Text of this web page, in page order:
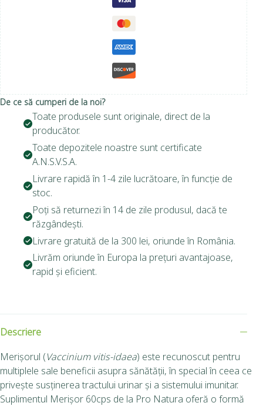
De ce să cumperi de la noi?
Toate produsele sunt originale, direct de la
producător.
Toate depozitele noastre sunt certificate
A.N.S.V.S.A.
Livrare rapidă în 1-4 zile lucrătoare, în funcție de
stoc.
Poți să returnezi în 14 de zile produsul, dacă te
răzgândești.
Livrare gratuită de la 300 lei, oriunde în România.
Livrăm oriunde în Europa la prețuri avantajoase,
rapid și eficient.
Descriere
Merișorul (Vaccinium vitis-idaea) este recunoscut pentru
multiplele sale beneficii asupra sănătății, în special în ceea ce
privește susținerea tractului urinar și a sistemului imunitar.
Suplimentul Merișor 60cps de la Pro Natura oferă o formă